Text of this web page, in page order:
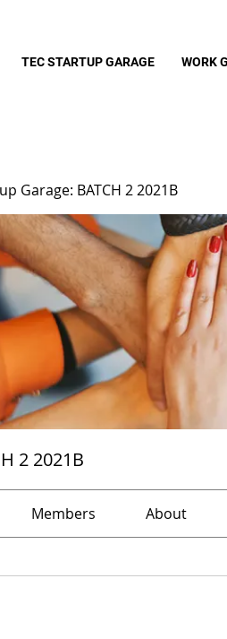
TEC STARTUP GARAGE WORK
Garage: BATCH 2 2021B
2 2021B
Members About